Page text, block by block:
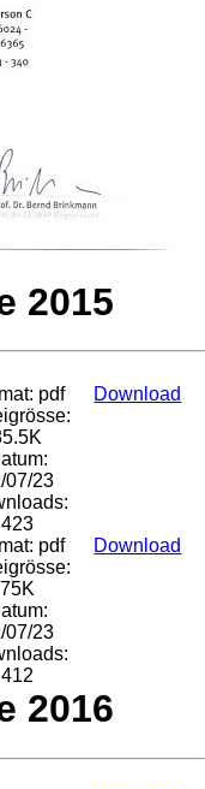
2015
pdf
07/23
423
Download
pdf
75K
07/23
412
Download
2016